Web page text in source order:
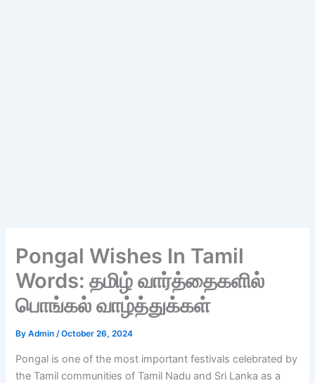
Pongal Wishes In Tamil
Words: தமிழ் வார்த்தைகளில்
பொங்கல் வாழ்த்துக்கள்
ByAdmin/October 26, 2024
Pongal is one of the most important festivals celebrated by
the Tamil communities of Tamil Nadu and Sri Lanka as a